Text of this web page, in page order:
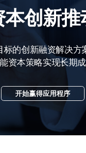
创新
的创新融资解决
资本策略实现长期
开始赢得应用程序